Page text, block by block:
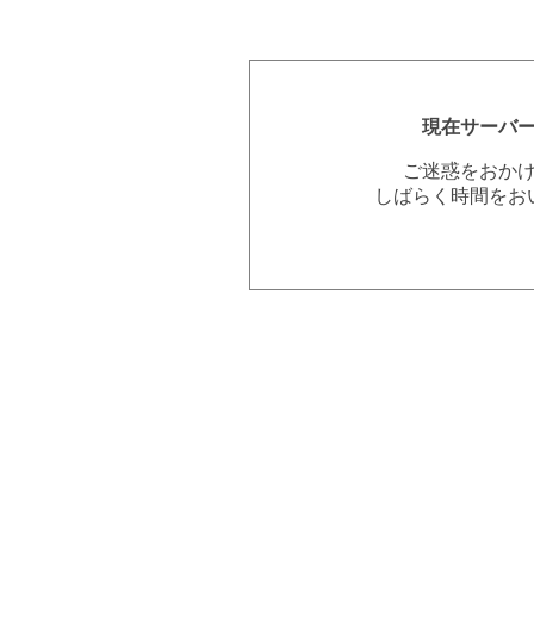
現在サーバ
ご迷惑をおか
しばらく時間を